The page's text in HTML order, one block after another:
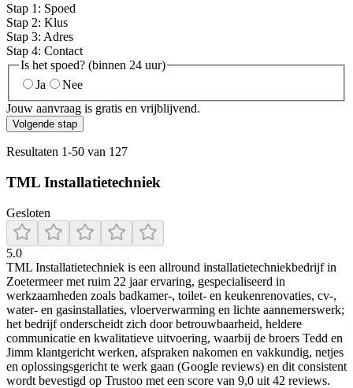
Stap 1 : Spoed
Stap 2: Klus
Stap 3: Adres
Stap 4: Contact
Is het spoed? (binnen 24 uur)
Ja
Nee
Jouw aanvraag is gratis en vrijblijvend.
Volgende stap
Resultaten 1-50 van 127
TML Installatietechniek
Gesloten
5.0
TML Installatietechniek is een allround installatietechniekbedrijf in
Zoetermeer met ruim 22 jaar ervaring, gespecialiseerd in
werkzaamheden zoals badkamer-, toilet- en keukenrenovaties, cv-,
water- en gasinstallaties, vloerverwarming en lichte aannemerswerk;
het bedrijf onderscheidt zich door betrouwbaarheid, heldere
communicatie en kwalitatieve uitvoering, waarbij de broers Tedd en
Jimm klantgericht werken, afspraken nakomen en vakkundig, netjes
en oplossingsgericht te werk gaan (Google reviews) en dit consistent
wordt bevestigd op Trustoo met een score van 9,0 uit 42 reviews.